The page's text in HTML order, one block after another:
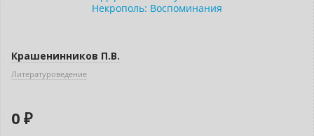
Крашенинников П.В.
Литературоведение
0 ₽